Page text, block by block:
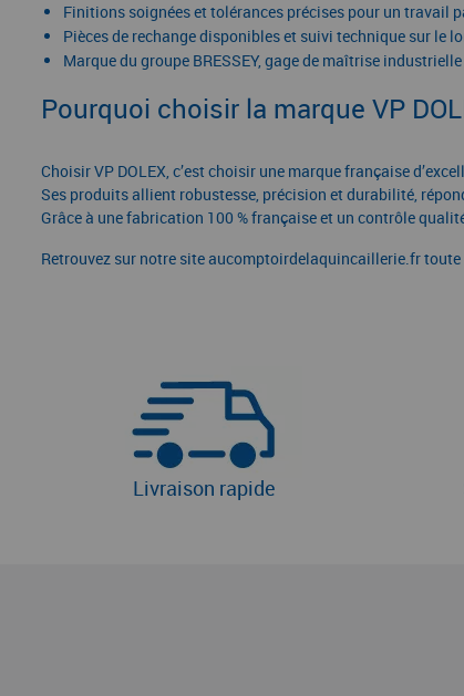
Finitions soignées et tolérances précises pour un travail
Pièces de rechange disponibles et suivi technique sur le
Marque du groupe BRESSEY, gage de maîtrise
Pourquoi choisir la marque VP
Choisir VP DOLEX, c’est choisir une marque française
Ses produits allient robustesse, précision et durabilité,
Grâce à une fabrication 100 % française et un contrôle
Retrouvez sur notre site aucomptoirdelaquincaillerie.fr toute
Livraison rapide